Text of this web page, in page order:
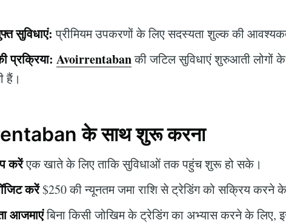
सुविधाएं: प्रीमियम उपकरणों के लिए सदस्यता शुल्क की
प्रक्रिया: Avoirrentabanकी जटिल सुविधाएं शुरुआती लोगों के
हैं।
के साथ शुरू करना
करेंएक खाते के लिए ताकि सुविधाओं तक पहुंच शुरू हो सके।
करें$250 की न्यूनतम जमा राशि से ट्रेडिंग को सक्रिय करने
आजमाएंबिना किसी जोखिम के ट्रेडिंग का अभ्यास करने के